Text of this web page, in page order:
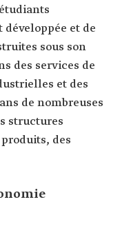
développée et de
sous son
des services de
et des
de nombreuses
structures
des